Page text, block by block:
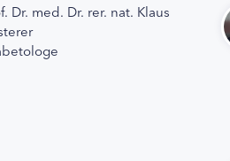
Dr. med. Dr. rer. nat. Klaus